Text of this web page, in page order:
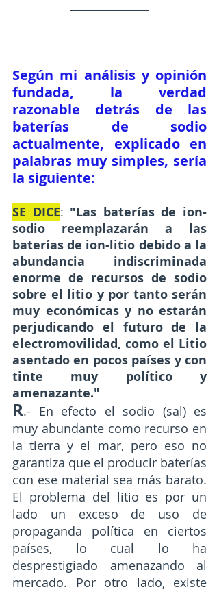
Según mi análisis y opinión
fundada, la verdad
razonable detrás de las
baterías de sodio
actualmente, explicado en
palabras muy simples, sería
la siguiente:
SE DICE: "Las baterías de ion-
sodio reemplazarán a las
baterías de ion-litio debido a la
abundancia indiscriminada
enorme de recursos de sodio
sobre el litio y por tanto serán
muy económicas y no estarán
perjudicando el futuro de la
electromovilidad, como el Litio
asentado en pocos países y con
tinte muy político y
amenazante."
R.- En efecto el sodio (sal) es
muy abundante como recurso en
la tierra y el mar, pero eso no
garantiza que el producir baterías
con ese material sea más barato.
El problema del litio es por un
lado un exceso de uso de
propaganda política en ciertos
países, lo cual lo ha
desprestigiado amenazando al
mercado. Por otro lado, existe